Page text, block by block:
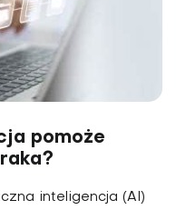
pomoże
inteligencja (AI)